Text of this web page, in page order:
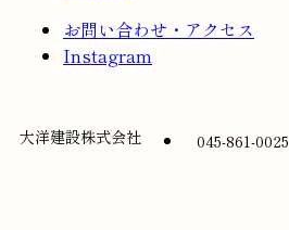
お問い合わせ・アクセス
Instagram
大洋建設株式会社 045-861-0025